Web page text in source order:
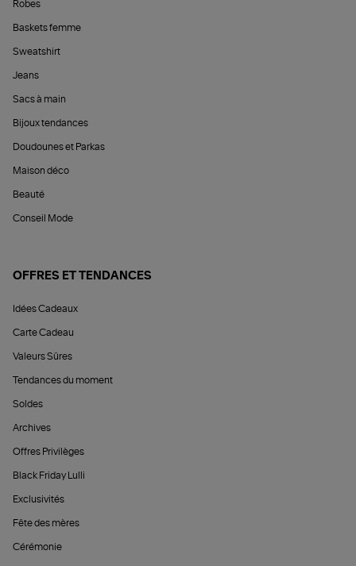
Robes
Baskets femme
Sweatshirt
Jeans
Sacs à main
Bijoux tendances
Doudounes et Parkas
Maison déco
Beauté
Conseil Mode
OFFRES ET TENDANCES
Idées Cadeaux
Carte Cadeau
Valeurs Sûres
Tendances du moment
Soldes
Archives
Offres Privilèges
Black Friday Lulli
Exclusivités
Fête des mères
Cérémonie